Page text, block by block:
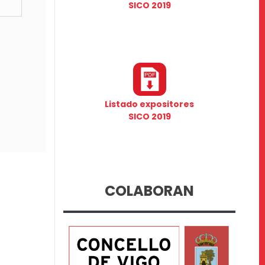
SICO 2019
Listado expositores
SICO 2019
COLABORAN